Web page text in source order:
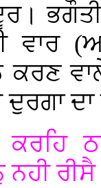
ਵਾਰ
ਕਰਣ
ਦੁਰਗਾ
ਕਰਹਿ
ਨਹੀ